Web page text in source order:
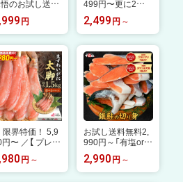
のお試し送料
料4,999円！北
産の【訳あり】
/不揃い/小サ
生ほたて貝柱
さり1kg 帆立
テ ほたて【P】
円
499円〜更に2個
で600円OFF！3個
で1,200円OFF！4
個で2,000円OF
F！ 楽天グルメ大
賞受賞！楽天1位
国産 うなぎ蒲焼き
ウナギ お中元 ギ
フト 土用丑の日
【P】
2,499 円
限界特価！ 5,9
〜 ／【 プレミ
ズワイガニ
棒肉のみ10
500g〜1.5kg
円
お試し送料無料2,
990円～「有塩or無
塩」「骨ありor骨な
し」が選べる！⇒
脂のり抜群の銀鮭
2,990 円